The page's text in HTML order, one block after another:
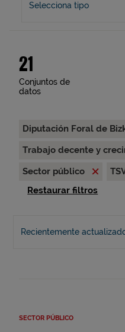
Selecciona tipo
21
Conjuntos de
datos
Diputación Foral de
Trabajo decente y
Sector público
Restaurar filtros
Recientemente
SECTOR PÚBLICO